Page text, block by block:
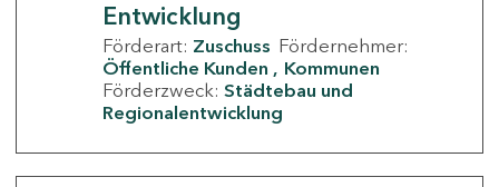
Entwicklung
Förderart: Zuschuss Fördernehmer:
Öffentliche Kunden
Kommunen
Förderzweck: Städtebau und
Regionalentwicklung